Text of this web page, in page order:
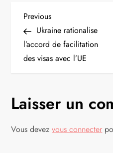
N
a
v
g
a
Previous
Post
Previous
Ukraine rationalise
l’accord de facilitation
des visas avec l’UE
Laisser un
Vous devezvous connecter